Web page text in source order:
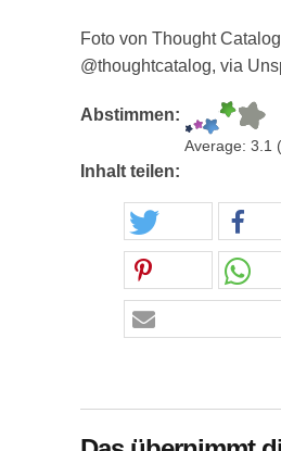
Foto von Thought Catalog
@thoughtcatalog, via
Abstimmen:
Average: 3.1 (
Inhalt teilen: